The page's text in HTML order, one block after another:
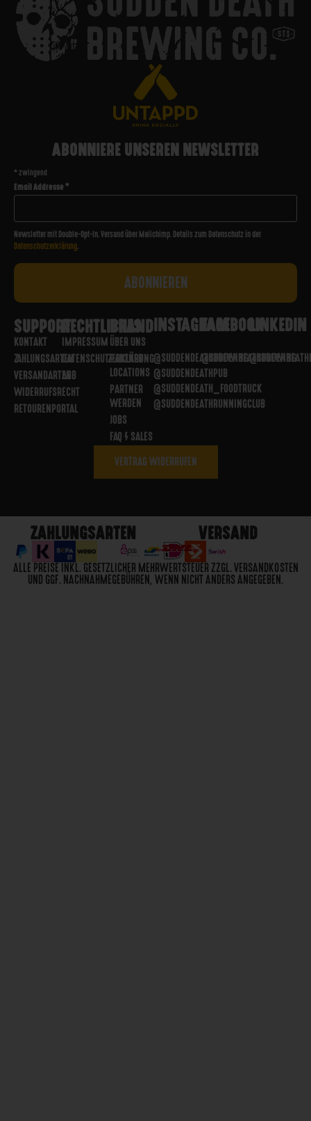
ABONNIERE UNSEREN NEWSLETTER
* zwingend
Email Addresse*
Newsletter mit Double-Opt-In. Versand über Mailchimp. Details zum Datenschutz in der
Datenschutzerklärung.
SUPPORT
KONTAKT
ZAHLUNGSARTEN
VERSANDARTEN
WIDERRUFSRECHT
RETOURENPORTAL
RECHTLICHES
IMPRESSUM
DATENSCHUTZERKLÄRUNG
AGB
BRAND
ÜBER UNS
PARTNER
LOCATIONS
PARTNER
WERDEN
JOBS
FAQ / SALES
INSTAGRAM
@SUDDENDEATHBREWING
@SUDDENDEATHPUB
@SUDDENDEATH_FOODTRUCK
@SUDDENDEATHRUNNINGCLUB
FACEBOOK
@SUDDENDEATHBREWING
LINKEDIN
VERTRAG WIDERRUFEN
ZAHLUNGSARTEN VERSAND
ALLE PREISE INKL. GESETZLICHER MEHRWERTSTEUER ZZGL. VERSANDKOSTEN
UND GGF. NACHNAHMEGEBÜHREN, WENN NICHT ANDERS ANGEGEBEN.